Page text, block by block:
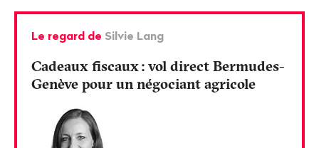
Le regard de Silvie Lang
Cadeaux fiscaux: vol direct Bermudes-
Genève pour un négociant agricole